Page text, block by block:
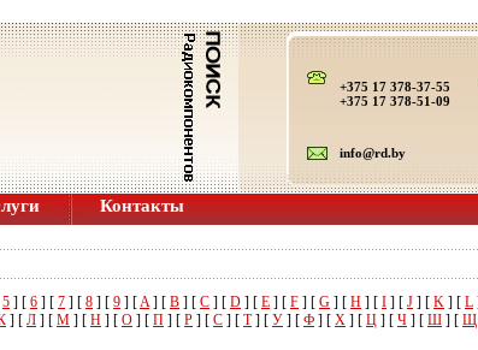
+375 17 378-37-55
+375 17 378-51-09
info@rd.by
Контакты
5 ] [ 6 ] [ 7 ] [ 8 ] [ 9 ] [A] [ B ] [ C ] [ D ] [ E ] [ F ] [ G ] [ H ] [ I ] [ J ] [ K ] [ L
] [ Л ] [ М ] [ Н ] [ О ] [ П ] [ Р ] [ С ] [ Т] [ У ] [ Ф ] [ Х ] [ Ц ] [ Ч ] [ Ш ] [ Щ